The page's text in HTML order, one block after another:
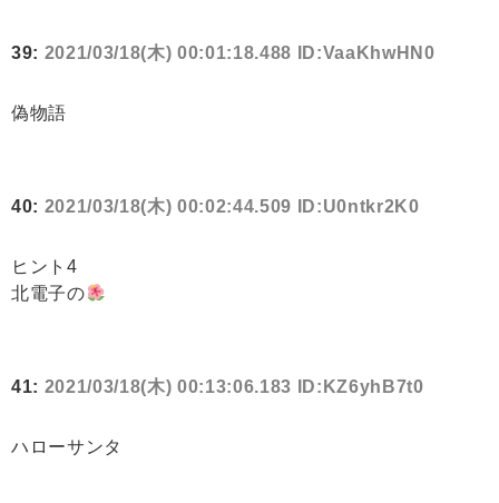
39: 2021/03/18(木) 00:01:18.488 ID:VaaKhwHN0
偽物語
40: 2021/03/18(木) 00:02:44.509 ID:U0ntkr2K0
ヒント4
北電子の
41: 2021/03/18(木) 00:13:06.183 ID:KZ6yhB7t0
ハローサンタ